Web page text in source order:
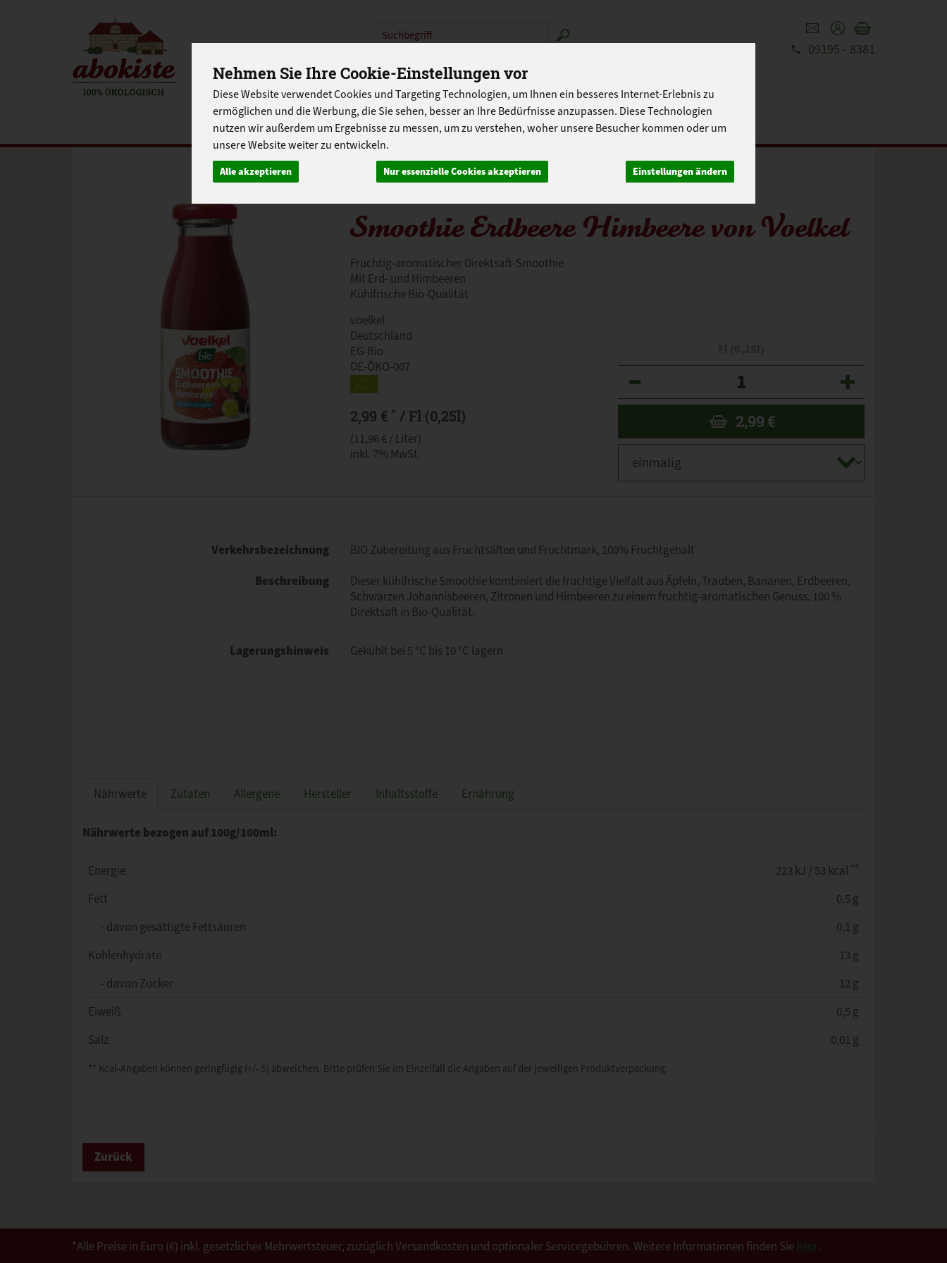
Nehmen Sie Ihre Cookie-Einstellungen vor
Diese Website verwendet Cookies und Targeting Technologien, um Ihnen ein besseres Internet-Erlebnis zu
ermöglichen und die Werbung, die Sie sehen, besser an Ihre Bedürfnisse anzupassen. Diese Technologien
nutzen wir außerdem um Ergebnisse zu messen, um zu verstehen, woher unsere Besucher kommen oder um
unsere Website weiter zu entwickeln.
Alle akzeptieren Nur essenzielle Cookies akzeptieren Einstellungen ändern
Produkt
09195 - 8381
EINKAUFEN ABOKISTEN SO GEHT'S ÜBER UNS
EU-SCHULPROGRAMM
Smoothie Erdbeere Himbeere von Voelkel
Fruchtig-aromatischer Direktsaft-Smoothie
Mit Erd- und Himbeeren
Kühlfrische Bio-Qualität
voelkel
Deutschland
EG-Bio
DE-ÖKO-007
2,99 € * / Fl (0,25l)
(11,96 € / Liter)
inkl. 7% MwSt.
2,99 €
Verkehrsbezeichnung
BIO Zubereitung aus Fruchtsäften und Fruchtmark, 100% Fruchtgehalt
Beschreibung
Dieser kühlfrische Smoothie kombiniert die fruchtige Vielfalt aus Äpfeln, Trauben, Bananen, Erdbeeren,
Schwarzen Johannisbeeren, Zitronen und Himbeeren zu einem fruchtig-aromatischen Genuss. 100 %
Direktsaft in Bio-Qualität.
Lagerungshinweis Gekühlt bei 5 °C bis 10 °C lagern
Nährwerte Zutaten Allergene Hersteller Inhaltsstoffe Ernährung
Nährwerte bezogen auf 100g/100ml:
Energie 223 kJ / 53 kcal **
Fett
0,5 g
- davon gesättigte Fettsäuren
0,1 g
Kohlenhydrate
13 g
- davon Zucker
12 g
Eiweiß
0,5 g
Salz
0,01 g
** Kcal-Angaben können geringfügig (+/- 5) abweichen. Bitte prüfen Sie im Einzelfall die Angaben auf der jeweiligen Produktverpackung.
Zurück
*Alle Preise in Euro (€) inkl. gesetzlicher Mehrwertsteuer, zuzüglich Versandkosten und optionaler Servicegebühren. Weitere Informationen finden Sie .